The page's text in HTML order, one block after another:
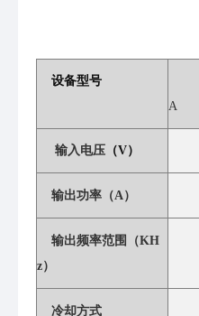
设备型号
A
输入电压 （V）
输出功率（A）
输出频率范围（KH
z）
冷却方式